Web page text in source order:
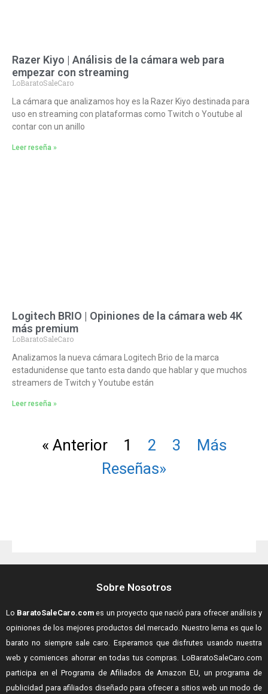
Razer Kiyo | Análisis de la cámara web para
empezar con streaming
LoBaratoSaleCaro
La cámara que analizamos hoy es la Razer Kiyo destinada para
uso en streaming con plataformas como Twitch o Youtube al
contar con un anillo
Leer reseña »
Logitech BRIO | Opiniones de la cámara web 4K
más premium
LoBaratoSaleCaro
Analizamos la nueva cámara Logitech Brio de la marca
estadunidense que tanto esta dando que hablar y que muchos
streamers de Twitch y Youtube están
Leer reseña »
« Anterior 1 2 3
Más
Reseñas»
Sobre Nosotros
Lo BaratoSaleCaro.com es un proyecto que nació para ofrecer análisis y
opiniones de los mejores productos del mercado. Nuestro lema es que lo
barato no siempre sale caro. Esperamos que disfrutes usando nuestra
web y comiences ahorrar en todas tus compras. LoBaratoSaleCaro.com
participa en el Programa de Afiliados de Amazon EU, un programa de
publicidad para afiliados diseñado para ofrecer a sitios web un modo de